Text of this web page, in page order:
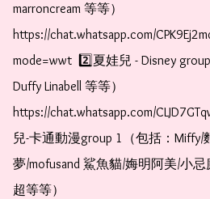
marroncream 等等）
https://chat.whatsapp.com/
mode=wwt  2️⃣夏娃兒 - Disney
Duffy Linabell 等等）
https://chat.whatsapp.com/
兒-卡通動漫group 1（包括：
夢/mofusand 鯊魚貓/娒明阿美/小
超等等）